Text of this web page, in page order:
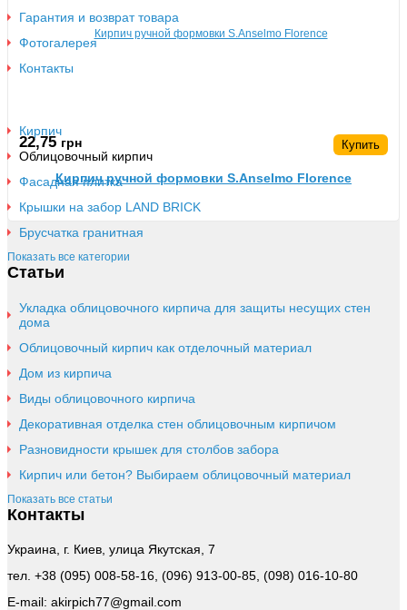
22,75 грн Купить
Кирпич ручной формовки S.Anselmo Florence
Гарантия и возврат товара
Фотогалерея
Контакты
Кирпич
Облицовочный кирпич
Фасадная плитка
Крышки на забор LAND BRICK
Брусчатка гранитная
Показать все категории
Статьи
Укладка облицовочного кирпича для защиты несущих стен
дома
Облицовочный кирпич как отделочный материал
Дом из кирпича
Виды облицовочного кирпича
Декоративная отделка стен облицовочным кирпичом
Разновидности крышек для столбов забора
Кирпич или бетон? Выбираем облицовочный материал
Показать все статьи
Контакты
Украина, г. Киев, улица Якутская, 7
тел. +38 (095) 008-58-16, (096) 913-00-85, (098) 016-10-80
E-mail: akirpich77@gmail.com